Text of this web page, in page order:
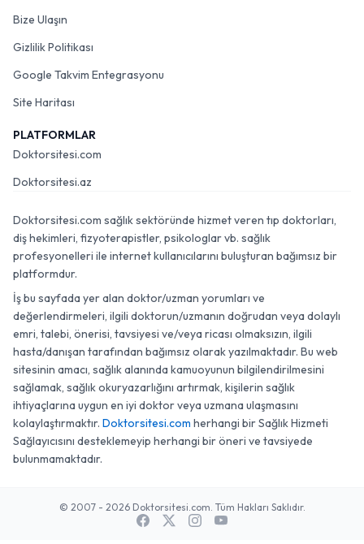
Bize Ulaşın
Gizlilik Politikası
Google Takvim Entegrasyonu
Site Haritası
PLATFORMLAR
Doktorsitesi.com
Doktorsitesi.az
Doktorsitesi.com sağlık sektöründe hizmet veren tıp doktorları,
diş hekimleri, fizyoterapistler, psikologlar vb. sağlık
profesyonelleri ile internet kullanıcılarını buluşturan bağımsız bir
platformdur.
İş bu sayfada yer alan doktor/uzman yorumları ve
değerlendirmeleri, ilgili doktorun/uzmanın doğrudan veya dolaylı
emri, talebi, önerisi, tavsiyesi ve/veya ricası olmaksızın, ilgili
hasta/danışan tarafından bağımsız olarak yazılmaktadır. Bu web
sitesinin amacı, sağlık alanında kamuoyunun bilgilendirilmesini
sağlamak, sağlık okuryazarlığını artırmak, kişilerin sağlık
ihtiyaçlarına uygun en iyi doktor veya uzmana ulaşmasını
kolaylaştırmaktır. Doktorsitesi.com herhangi bir Sağlık Hizmeti
Sağlayıcısını desteklemeyip herhangi bir öneri ve tavsiyede
bulunmamaktadır.
© 2007 - 2026 Doktorsitesi.com. Tüm Hakları Saklıdır.